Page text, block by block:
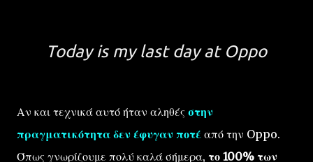
Today is my last day at Oppo
Αν και τεχνικά αυτό ήταν αληθές στην
πραγματικότητα δεν έφυγαν ποτέ από την Oppo.
Όπως γνωρίζουμε πολύ καλά σήμερα, το 100% των